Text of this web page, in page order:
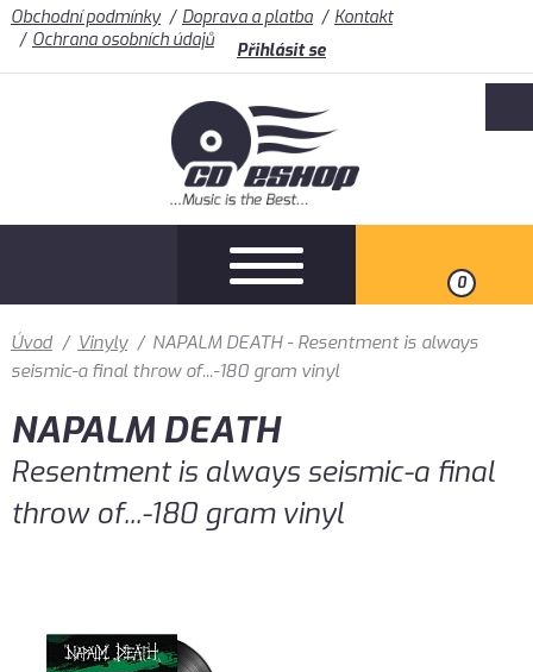
Obchodní podmínky Doprava a platba
Kontakt
Ochrana osobních údajů
Přihlásit se
0
Úvod / Vinyly / NAPALM DEATH - Resentment is always
seismic-a final throw of...-180 gram vinyl
NAPALM DEATH
Resentment is always seismic-a final
throw of...-180 gram vinyl